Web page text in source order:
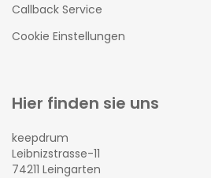
Callback Service
Cookie Einstellungen
Hier finden sie uns
keepdrum
Leibnizstrasse-11
74211 Leingarten